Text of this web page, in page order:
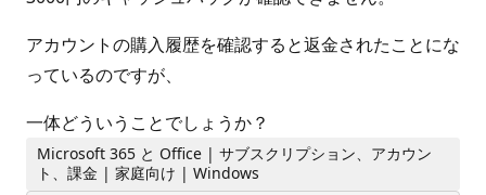
アカウントの購入履歴を確認すると返金されたことにな
っているのですが、
一体どういうことでしょうか？
Microsoft 365 と Office | サブスクリプション、アカウン
ト、課金 | 家庭向け | Windows